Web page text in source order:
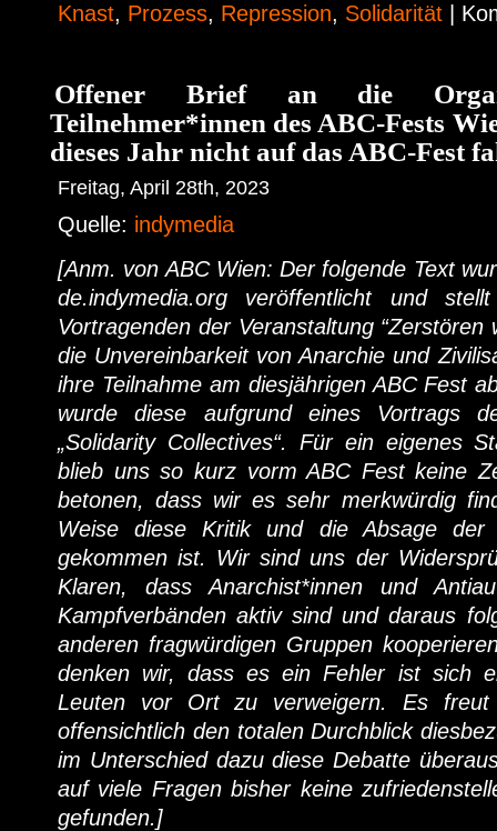
Knast, Prozess, Repression, Solidarität
Offener Brief an die
Teilnehmer*innen des ABC-Fests
dieses Jahr nicht auf das ABC-Fest
Freitag, April 28th, 2023
Quelle: indymedia
[Anm. von ABC Wien: Der folgende Text
de.indymedia.org veröffentlicht und
Vortragenden der Veranstaltung
die Unvereinbarkeit von Anarchie und
ihre Teilnahme am diesjährigen ABC Fest
wurde diese aufgrund eines Vortrags
„Solidarity Collectives“. Für ein eigenes
blieb uns so kurz vorm ABC Fest keine
betonen, dass wir es sehr merkwürdig
Weise diese Kritik und die Absage der
gekommen ist. Wir sind uns der
Klaren, dass Anarchist*innen und
Kampfverbänden aktiv sind und daraus
anderen fragwürdigen Gruppen
denken wir, dass es ein Fehler ist sich
Leuten vor Ort zu verweigern. Es
offensichtlich den totalen Durchblick
im Unterschied dazu diese Debatte
auf viele Fragen bisher keine
gefunden.]